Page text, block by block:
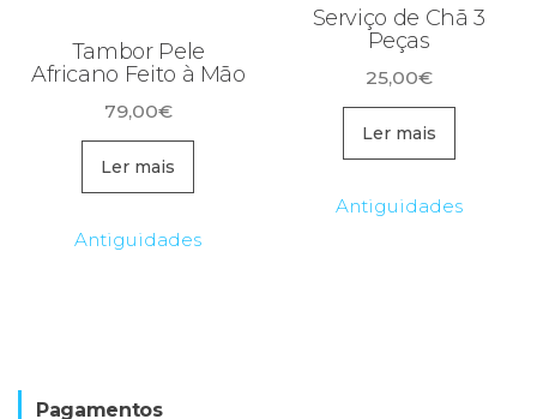
Tambor Pele
Africano Feito à Mão
79,00€
Ler mais
Antiguidades
Serviço de Chã 3
Peças
25,00€
Ler mais
Antiguidades
Pagamentos